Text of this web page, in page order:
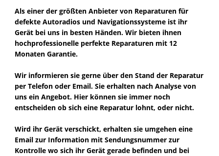
Als einer der größten Anbieter von Reparaturen für
defekte Autoradios und Navigationssysteme ist ihr
Gerät bei uns in besten Händen. Wir bieten ihnen
hochprofessionelle perfekte Reparaturen mit 12
Monaten Garantie.
Wir informieren sie gerne über den Stand der Reparatur
per Telefon oder Email. Sie erhalten nach Analyse von
uns ein Angebot. Hier können sie immer noch
entscheiden ob sich eine Reparatur lohnt, oder nicht.
Wird ihr Gerät verschickt, erhalten sie umgehen eine
Email zur Information mit Sendungsnummer zur
Kontrolle wo sich ihr Gerät gerade befinden und bei